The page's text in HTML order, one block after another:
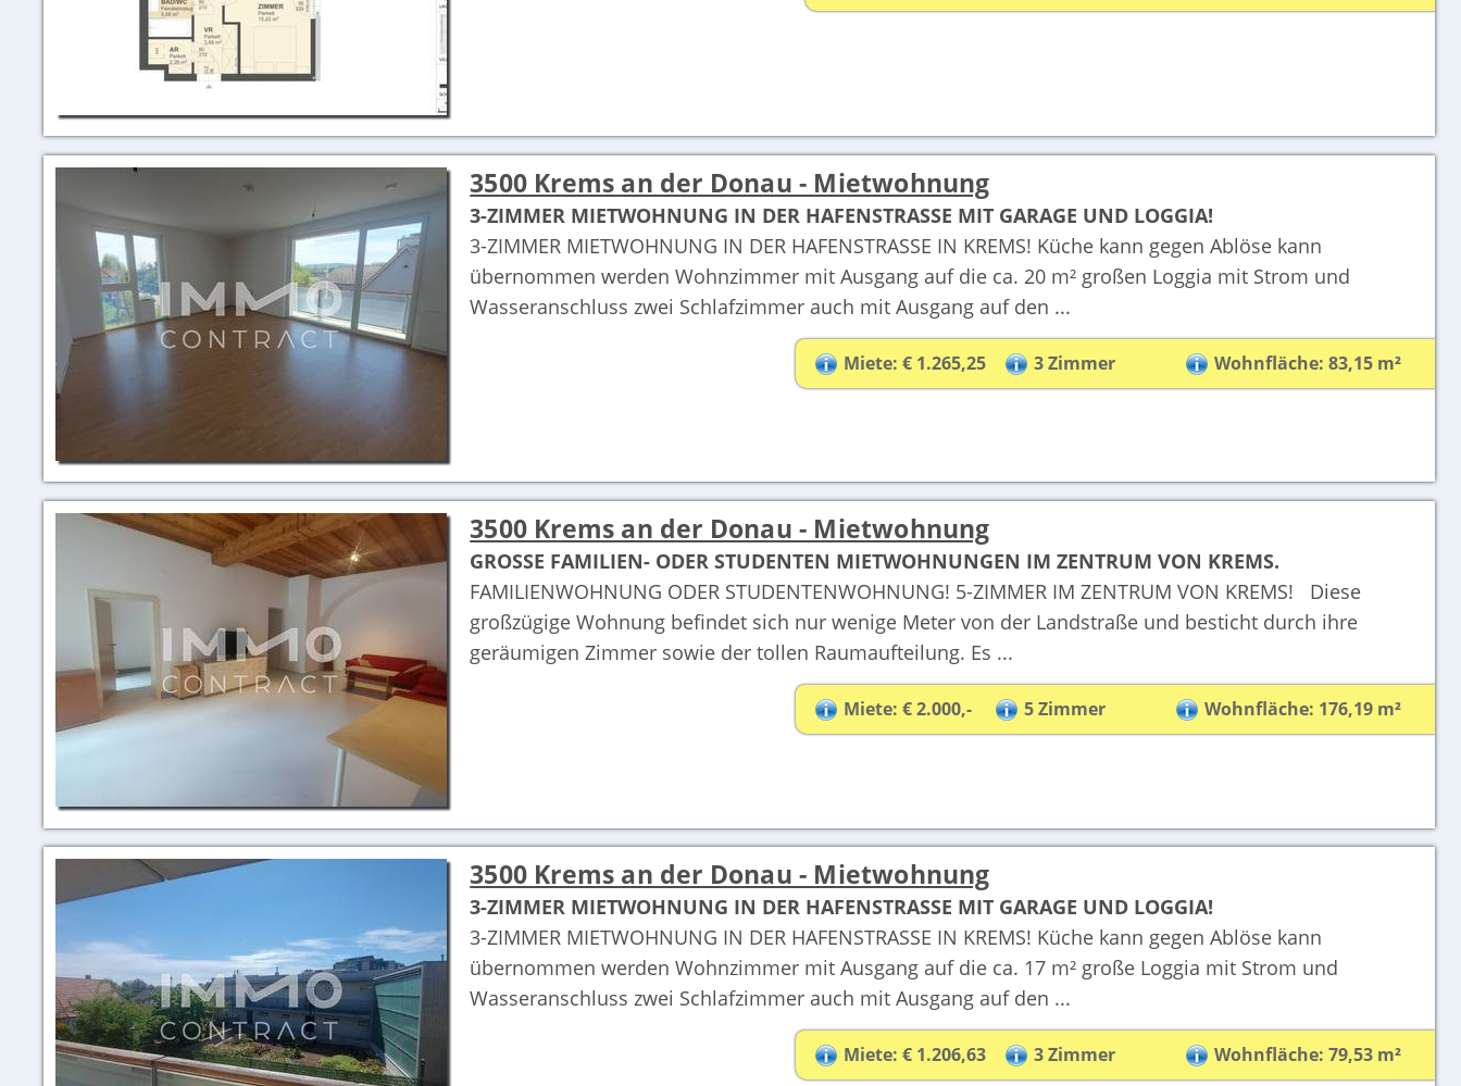
3500 Krems an der Donau - Mietwohnung
3-ZIMMER MIETWOHNUNG IN DER HAFENSTRASSE MIT GARAGE UND LOGGIA!
3-ZIMMER MIETWOHNUNG IN DER HAFENSTRASSE IN KREMS! Küche kann gegen Ablöse kann
übernommen werden Wohnzimmer mit Ausgang auf die ca. 20 m² großen Loggia mit Strom und
Wasseranschluss zwei Schlafzimmer auch mit Ausgang auf den ...
Miete: € 1.265,25 3 Zimmer Wohnfläche: 83,15 m²
3500 Krems an der Donau - Mietwohnung
GROSSE FAMILIEN- ODER STUDENTEN MIETWOHNUNGEN IM ZENTRUM VON KREMS.
FAMILIENWOHNUNG ODER STUDENTENWOHNUNG! 5-ZIMMER IM ZENTRUM VON KREMS! Diese
großzügige Wohnung befindet sich nur wenige Meter von der Landstraße und besticht durch ihre
geräumigen Zimmer sowie der tollen Raumaufteilung. Es ...
Miete: € 2.000,- 5 Zimmer Wohnfläche: 176,19 m²
3500 Krems an der Donau - Mietwohnung
3-ZIMMER MIETWOHNUNG IN DER HAFENSTRASSE MIT GARAGE UND LOGGIA!
3-ZIMMER MIETWOHNUNG IN DER HAFENSTRASSE IN KREMS! Küche kann gegen Ablöse kann
übernommen werden Wohnzimmer mit Ausgang auf die ca. 17 m² große Loggia mit Strom und
Wasseranschluss zwei Schlafzimmer auch mit Ausgang auf den ...
Miete: € 1.206,63 3 Zimmer Wohnfläche: 79,53 m²